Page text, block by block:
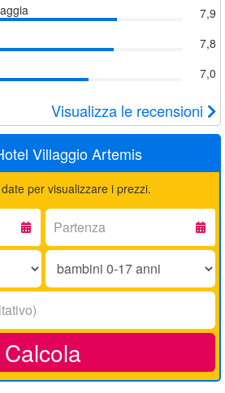
7,9
7,8
7,0
Visualizza le recensioni
Villaggio Artemis
per visualizzare i prezzi.
Partenza:
Bambini
17
Calcola